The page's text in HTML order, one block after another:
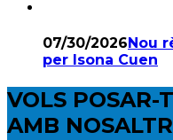
07/30/2026Nou
per Isona Cuen
VOLS POSAR-
AMB